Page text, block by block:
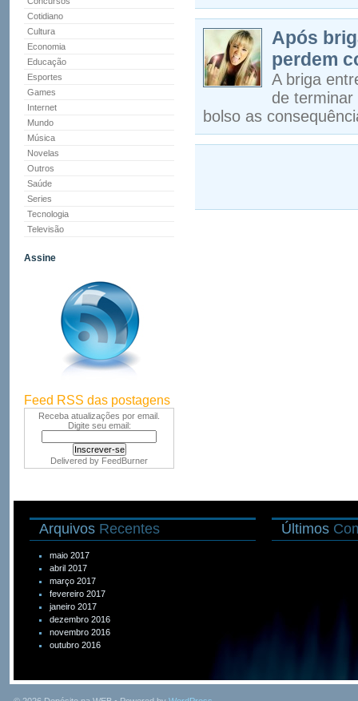
Cotidiano
Cultura
Economia
Educação
Esportes
Games
Internet
Mundo
Música
Novelas
Outros
Saúde
Series
Tecnologia
Televisão
Assine
Feed RSS das postagens
Receba atualizações por email.
Digite seu email:
Delivered by FeedBurner
Após
perdem
A briga
de
bolso as
Arquivos Recentes
maio 2017
abril 2017
março 2017
fevereiro 2017
janeiro 2017
dezembro 2016
novembro 2016
outubro 2016
Últimos